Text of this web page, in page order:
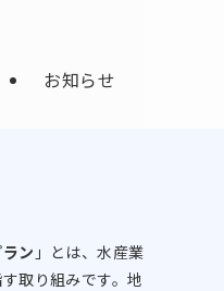
お知らせ
ン 」とは、水産業
取り組みです。地